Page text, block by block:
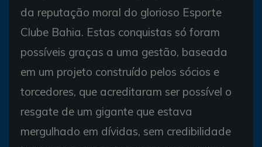
da reputação moral do glorioso Esporte
Clube Bahia. Estas conquistas só foram
possíveis graças a uma gestão, baseada
em um projeto construído pelos sócios e
torcedores, que acreditaram ser possível o
resgate de um gigante que estava
mergulhado em dívidas, sem credibilidade